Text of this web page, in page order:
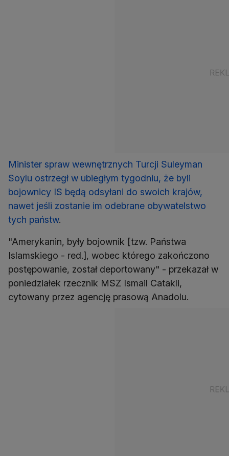
Minister spraw wewnętrznych Turcji Suleyman
Soylu ostrzegł w ubiegłym tygodniu, że byli
bojownicy IS będą odsyłani do swoich krajów,
nawet jeśli zostanie im odebrane obywatelstwo
tych państw.
"Amerykanin, były bojownik [tzw. Państwa
Islamskiego - red.], wobec którego zakończono
postępowanie, został deportowany" - przekazał w
poniedziałek rzecznik MSZ Ismail Catakli,
cytowany przez agencję prasową Anadolu.